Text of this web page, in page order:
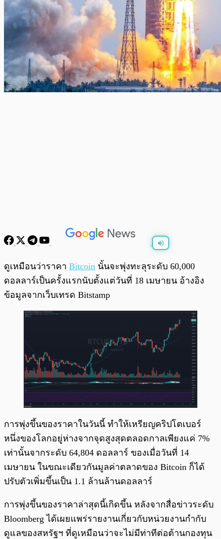
พร้อมเล่น
ดูเหมือนว่าราคา Bitcoin นั้นจะพุ่งทะลุระดับ 60,000
ดอลลาร์เป็นครั้งแรกนับตั้งแต่วันที่ 18 เมษายน อ้างอิง
ข้อมูลจากเว็บเทรด Bitstamp
การพุ่งขึ้นของราคาในวันนี้ ทำให้เหรียญคริปโตเบอร์
หนึ่งของโลกอยู่ห่างจากจุดสูงสุดตลอดกาลเพียงแค่ 7%
เท่านั้นจากระดับ 64,804 ดอลลาร์ ของเมื่อวันที่ 14
เมษายน ในขณะเดียวกันมูลค่าตลาดของ Bitcoin ก็ได้
ปรับตัวเพิ่มขึ้นเป็น 1.1 ล้านล้านดอลลาร์
การพุ่งขึ้นของราคาล่าสุดนี้เกิดขึ้น หลังจากสื่อข่าวระดับ
Bloomberg ได้เผยแพร่รายงานเกี่ยวกับหน่วยงานกำกับ
ดูแลของสหรัฐฯ ที่ดูเหมือนว่าจะไม่มีท่าทีต่อต้านกองทุน